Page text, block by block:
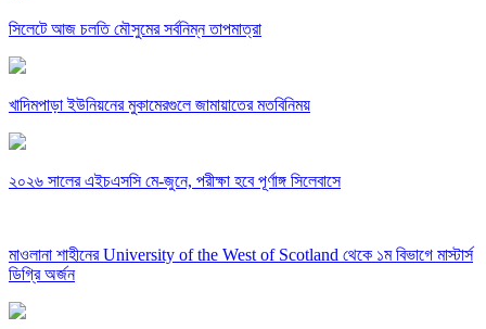
সিলেটে আজ চলতি মৌসুমের সর্বনিম্ন তাপমাত্রা
খাদিমপাড়া ইউনিয়নের মুকামেরগুলে জামায়াতের মতবিনিময়
২০২৬ সালের এইচএসসি মে-জুনে, পরীক্ষা হবে পূর্ণাঙ্গ সিলেবাসে
মাওলানা শাহীনের University of the West of Scotland থেকে ১ম বিভাগে মাস্টার্স
ডিগ্রি অর্জন